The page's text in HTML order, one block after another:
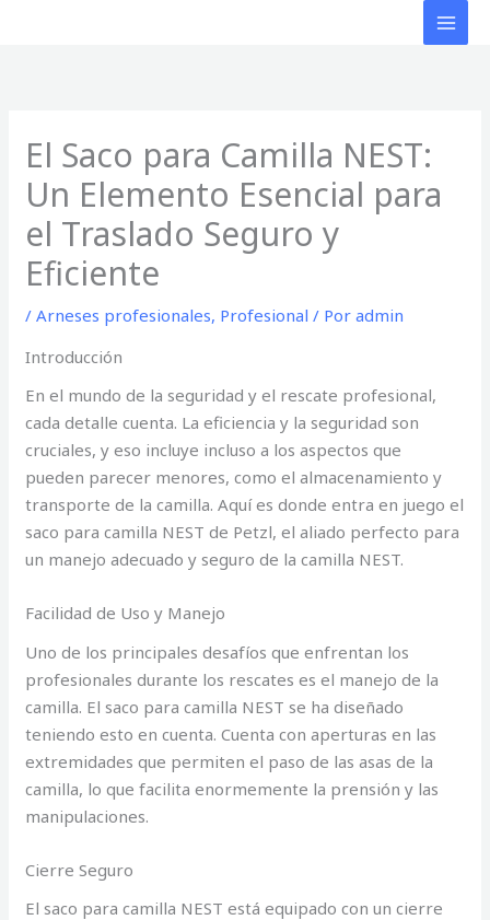
El Saco para Camilla NEST:
Un Elemento Esencial para
el Traslado Seguro y
Eficiente
/Arneses profesionales, Profesional / Poradmin
Introducción
En el mundo de la seguridad y el rescate profesional,
cada detalle cuenta. La eficiencia y la seguridad son
cruciales, y eso incluye incluso a los aspectos que
pueden parecer menores, como el almacenamiento y
transporte de la camilla. Aquí es donde entra en juego el
saco para camilla NEST de Petzl, el aliado perfecto para
un manejo adecuado y seguro de la camilla NEST.
Facilidad de Uso y Manejo
Uno de los principales desafíos que enfrentan los
profesionales durante los rescates es el manejo de la
camilla. El saco para camilla NEST se ha diseñado
teniendo esto en cuenta. Cuenta con aperturas en las
extremidades que permiten el paso de las asas de la
camilla, lo que facilita enormemente la prensión y las
manipulaciones.
Cierre Seguro
El saco para camilla NEST está equipado con un cierre